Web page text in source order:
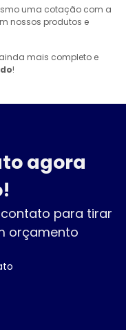
uma cotação com a
nossos produtos e
mais completo e
!
agora
para tirar
orçamento